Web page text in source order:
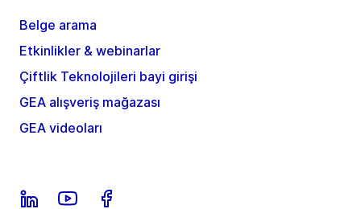
Belge arama
Etkinlikler & webinarlar
Çiftlik Teknolojileri bayi girişi
GEA alışveriş mağazası
GEA videoları